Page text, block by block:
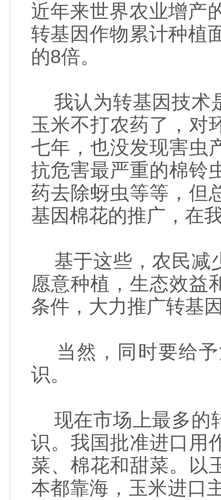
近年来世界农业增产
转基因作物累计种植
的8倍。
我认为转基因技术
玉米不打农药了，对
七年，也没发现害虫
抗危害最严重的棉铃
药去除蚜虫等等，但
基因棉花的推广，在
基于这些，农民减
愿意种植，生态效益
条件，大力推广转基
当然，同时要给予
识。
现在市场上最多的
识。我国批准进口用
菜、棉花和甜菜。以
本都靠海，玉米进口